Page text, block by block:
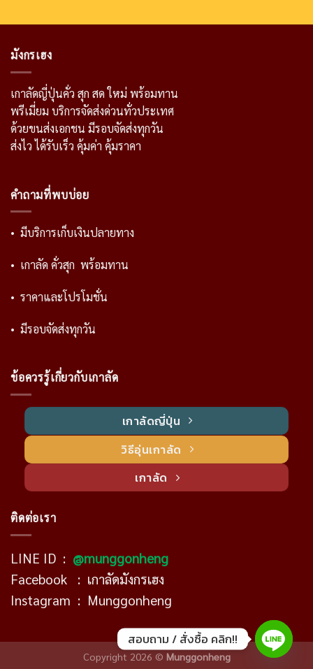
มังกรเฮง
เกาลัดญี่ปุ่นคั่ว สุก สด ใหม่ พร้อมทาน
พรีเมี่ยม บริการจัดส่งด่วนทั่วประเทศ
ด้วยขนส่งเอกชน มีรอบจัดส่งทุกวัน
ส่งไว ได้รับเร็ว คุ้มค่า คุ้มราคา
คำถามที่พบบ่อย
• มีบริการเก็บเงินปลายทาง
• เกาลัด คั่วสุก พร้อมทาน
• ราคาและโปรโมชั่น
• มีรอบจัดส่งทุกวัน
ข้อควรรู้เกี่ยวกับเกาลัด
เกาลัดญี่ปุ่น
วิธีอุ่นเกาลัด
เกาลัด
ติดต่อเรา
LINE ID : @munggonheng
Facebook : เกาลัดมังกรเฮง
Instagram : Munggonheng
Copyright 2026 © Munggonheng
สอบถาม / สั่งซื้อ คลิก!!